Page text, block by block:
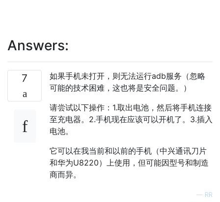
Answers:
7
如果手机未打开，则无法运行adb服务（忽略
可能的技术困难，这也将是安全问题。）
请尝试以下操作：1.取出电池，然后将手机连接
至充电器。2.手机现在应该可以开机了。3.插入
电池。
它可以在我当前和以前的手机（中兴通讯刀片
和华为U8220）上使用，但可能因型号和制造
商而异。
— RR